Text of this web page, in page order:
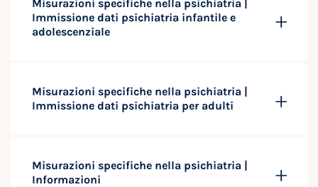
Misurazioni specifiche nella psichiatria |
Immissione dati psichiatria infantile e
adolescenziale
Misurazioni specifiche nella psichiatria |
Immissione dati psichiatria per adulti
Misurazioni specifiche nella psichiatria |
Informazioni